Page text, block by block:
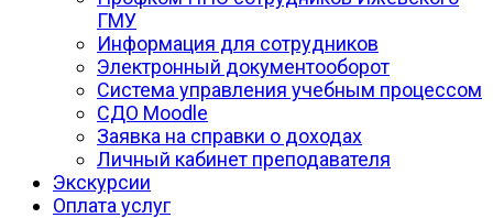
ГМУ
Информация для сотрудников
Электронный документооборот
Система управления учебным процессом
СДО Moodle
Заявка на справки о доходах
Личный кабинет преподавателя
Экскурсии
Оплата услуг